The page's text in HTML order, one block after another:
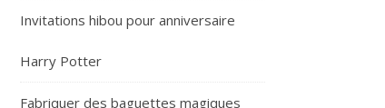
Invitations hibou pour anniversaire
Harry Potter
Fabriquer des baguettes magiques